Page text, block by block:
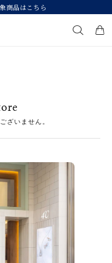
商品はこちら
#くまのプーさん
すべてのジュエリー
いません。